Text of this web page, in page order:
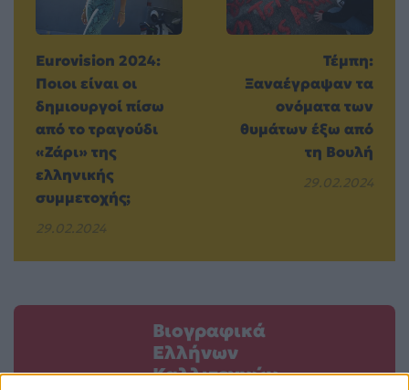
Eurovision 2024:
Ποιοι είναι οι
δημιουργοί πίσω
από το τραγούδι
«Ζάρι» της
ελληνικής
συμμετοχής;
29.02.2024
Τέμπη:
Ξαναέγραψαν τα
ονόματα των
θυμάτων έξω από
τη Βουλή
29.02.2024
Βιογραφικά
Ελλήνων
Καλλιτεχνών